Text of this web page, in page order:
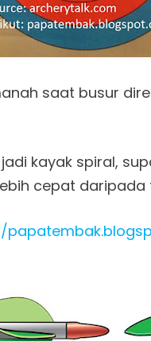
saat busur
kayak spiral,
cepat